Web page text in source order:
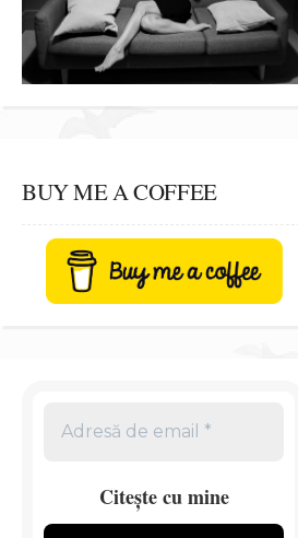
BUY ME A COFFEE
Citește cu mine